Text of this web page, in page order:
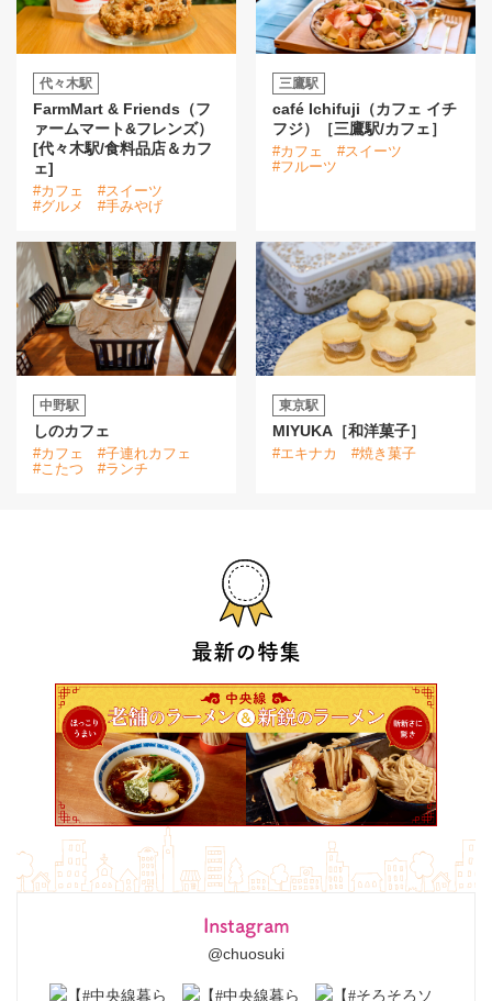
最新の特集
Instagram
@chuosuki
代々木駅
FarmMart & Friends（フ
ァームマート&フレンズ）
[代々木駅/食料品店＆カフ
ェ]
#カフェ
#スイーツ
#グルメ
#手みやげ
三鷹駅
café Ichifuji（カフェ イチ
フジ）［三鷹駅/カフェ］
#カフェ
#スイーツ
#フルーツ
中野駅
しのカフェ
#カフェ
#子連れカフェ
#こたつ
#ランチ
東京駅
MIYUKA［和洋菓子］
#エキナカ #焼き菓子